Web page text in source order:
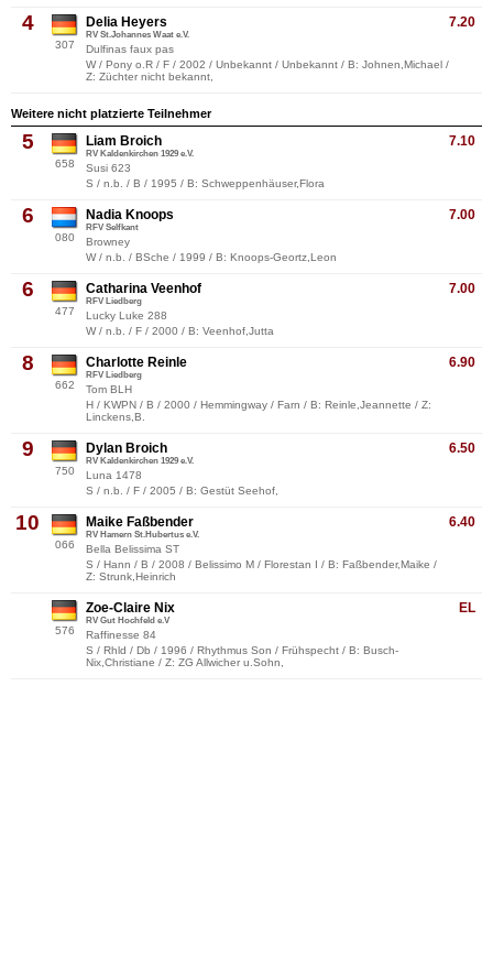
4
307
7.20
Delia Heyers
RV St.Johannes Waat e.V.
Dulfinas faux pas
W / Pony o.R / F / 2002 / Unbekannt / Unbekannt / B: Johnen,Michael /
Z: Züchter nicht bekannt,
Weitere nicht platzierte Teilnehmer
5
658
7.10
Liam Broich
RV Kaldenkirchen 1929 e.V.
Susi 623
S / n.b. / B / 1995 / B: Schweppenhäuser,Flora
6
080
7.00
Nadia Knoops
RFV Selfkant
Browney
W / n.b. / BSche / 1999 / B: Knoops-Geortz,Leon
6
477
7.00
Catharina Veenhof
RFV Liedberg
Lucky Luke 288
W / n.b. / F / 2000 / B: Veenhof,Jutta
8
662
6.90
Charlotte Reinle
RFV Liedberg
Tom BLH
H / KWPN / B / 2000 / Hemmingway / Farn / B: Reinle,Jeannette / Z:
Linckens,B.
9
750
6.50
Dylan Broich
RV Kaldenkirchen 1929 e.V.
Luna 1478
S / n.b. / F / 2005 / B: Gestüt Seehof,
10
066
6.40
Maike Faßbender
RV Hamern St.Hubertus e.V.
Bella Belissima ST
S / Hann / B / 2008 / Belissimo M / Florestan I / B: Faßbender,Maike /
Z: Strunk,Heinrich
576
EL
Zoe-Claire Nix
RV Gut Hochfeld e.V
Raffinesse 84
S / Rhld / Db / 1996 / Rhythmus Son / Frühspecht / B: Busch-
Nix,Christiane / Z: ZG Allwicher u.Sohn,